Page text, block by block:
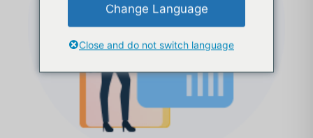
Change Language
Close and do not switch language